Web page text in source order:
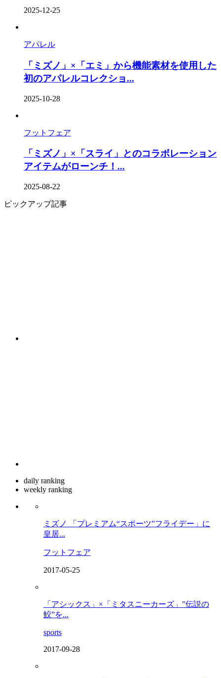
2025-12-25
アパレル
「ミズノ」×「エミ」から機能素材を使用した
初のアパレルコレクショ...
2025-10-28
フットフェア
「ミズノ」×「スライ」とのコラボレーション
アイテムがローンチ！...
2025-08-22
ピックアップ記事
daily ranking
weekly ranking
ミズノ 「プレミアム“スポーツ”フライデー」に
皇居...
フットフェア
2017-05-25
「アシックス」×「ミタスニーカーズ」”伝説の
鮫”を...
sports
2017-09-28